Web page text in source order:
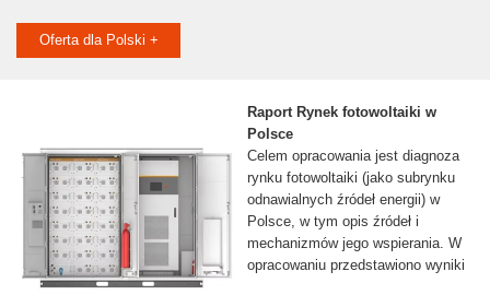
Oferta dla Polski +
Raport Rynek fotowoltaiki w
Polsce
Celem opracowania jest diagnoza
rynku fotowoltaiki (jako subrynku
odnawialnych źródeł energii) w
Polsce, w tym opis źródeł i
mechanizmów jego wspierania. W
opracowaniu przedstawiono wyniki